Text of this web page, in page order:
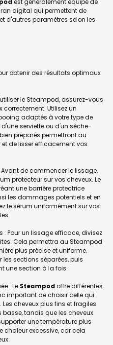
digital qui permettent de
d'autres paramètres selon les
obtenir des résultats optimaux
le Steampod, assurez-vous
correctement. Utilisez un
adaptés à votre type de
serviette ou d'un sèche-
préparés permettront au
de lisser efficacement vos
de commencer le lissage,
protecteur sur vos cheveux. Le
une barrière protectrice
les dommages potentiels et en
le sérum uniformément sur vos
: Pour un lissage efficace, divisez
Cela permettra au Steampod
plus précise et uniforme.
sections séparées, puis
une section à la fois.
: Le Steampod offre différentes
important de choisir celle qui
cheveux plus fins et fragiles
tandis que les cheveux
une température plus
chaleur excessive, car cela